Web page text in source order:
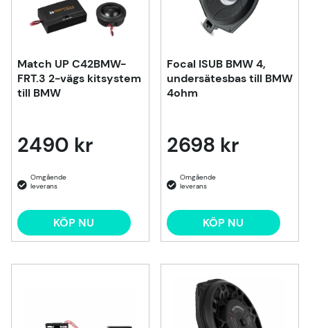
Match UP C42BMW-
FRT.3 2-vägs kitsystem
till BMW
2490 kr
KÖP NU
Focal ISUB BMW 4,
undersätesbas till BMW
4ohm
2698 kr
KÖP NU